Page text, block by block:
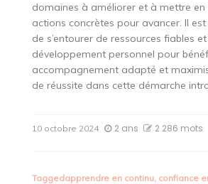
domaines à améliorer et à mettre en
actions concrètes pour avancer. Il
de s’entourer de ressources fiables
développement personnel pour
accompagnement adapté et
de réussite dans cette démarche
10 octobre 2024 2 ans 2 286 mots
Taggedapprendre en continu, confiance